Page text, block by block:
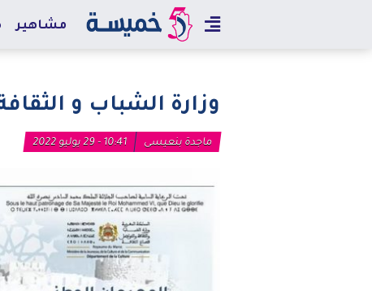
مشاهير
وزارة الشباب و
ماجدة بنعيسى 10:41 - 29 يوليو 2022